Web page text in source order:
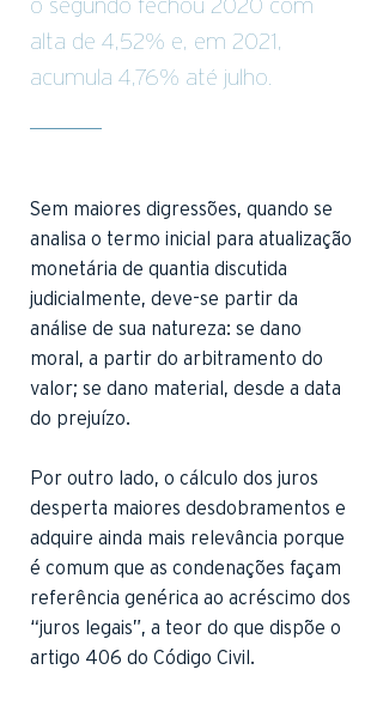
o segundo fechou 2020 com
alta de 4,52% e, em 2021,
acumula 4,76% até julho.
Sem maiores digressões, quando se
analisa o termo inicial para atualização
monetária de quantia discutida
judicialmente, deve-se partir da
análise de sua natureza: se dano
moral, a partir do arbitramento do
valor; se dano material, desde a data
do prejuízo.
Por outro lado, o cálculo dos juros
desperta maiores desdobramentos e
adquire ainda mais relevância porque
é comum que as condenações façam
referência genérica ao acréscimo dos
“juros legais”, a teor do que dispõe o
artigo 406 do Código Civil.